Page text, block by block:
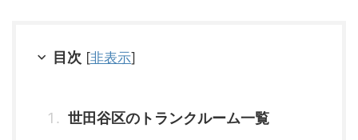
目次 [非表示]
世田谷区のトランクルーム一覧